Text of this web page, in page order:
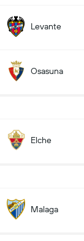
Levante
Osasuna
Elche
Malaga